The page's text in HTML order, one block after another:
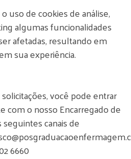
uso de cookies de análise,
algumas funcionalidades
afetadas, resultando em
sua experiência.
você pode entrar
com o nosso Encarregado de
canais de
6660